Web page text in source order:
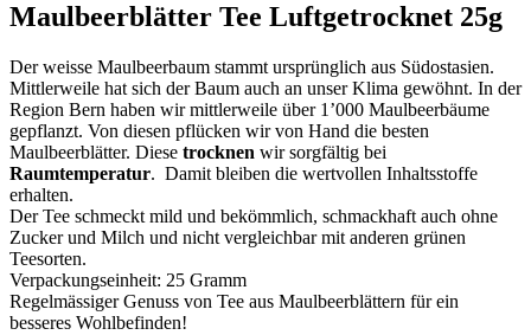
Maulbeerblätter Tee Luftgetrocknet 25g
Der weisse Maulbeerbaum stammt ursprünglich aus Südostasien.
Mittlerweile hat sich der Baum auch an unser Klima gewöhnt. In der
Region Bern haben wir mittlerweile über 1’000 Maulbeerbäume
gepflanzt. Von diesen pflücken wir von Hand die besten
Maulbeerblätter. Diese trocknen wir sorgfältig bei
Raumtemperatur. Damit bleiben die wertvollen Inhaltsstoffe
erhalten.
Der Tee schmeckt mild und bekömmlich, schmackhaft auch ohne
Zucker und Milch und nicht vergleichbar mit anderen grünen
Teesorten.
Verpackungseinheit: 25 Gramm
Regelmässiger Genuss von Tee aus Maulbeerblättern für ein
besseres Wohlbefinden!